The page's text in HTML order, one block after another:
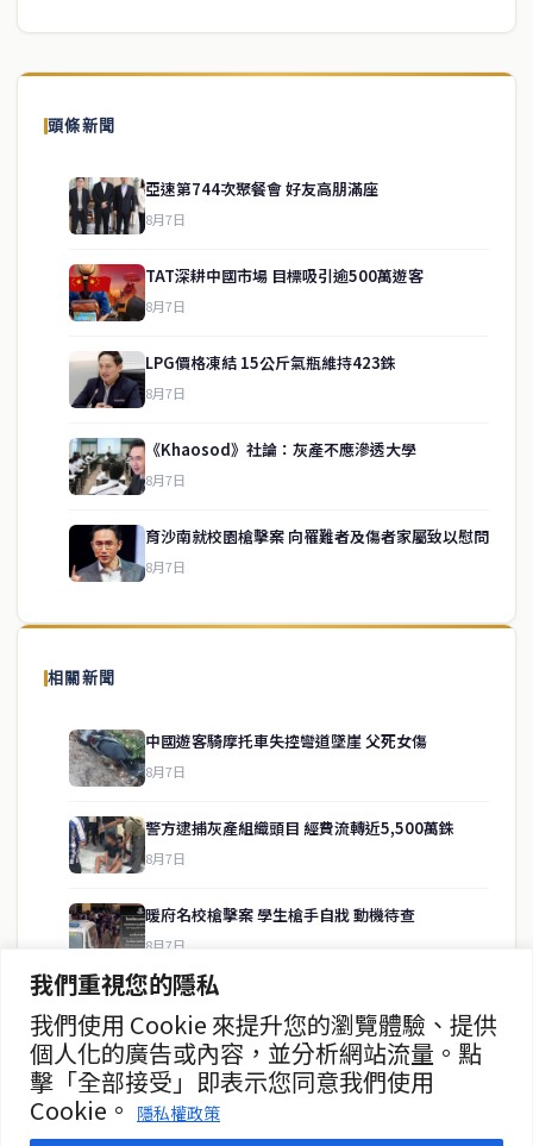
我們重視您的隱私
我們使用 Cookie 來提升您的瀏覽體驗、提供
個人化的廣告或內容，並分析網站流量。點
擊「全部接受」即表示您同意我們使用
Cookie。
隱私權政策
頭條新聞
亞速第744次聚餐會 好友高朋滿座
8月7日
TAT深耕中國市場 目標吸引逾500萬遊客
8月7日
LPG價格凍結 15公斤氣瓶維持423銖
8月7日
《Khaosod》社論：灰產不應滲透大學
8月7日
育沙南就校園槍擊案 向罹難者及傷者家屬致以慰問
8月7日
相關新聞
中國遊客騎摩托車失控彎道墜崖 父死女傷
8月7日
警方逮捕灰產組織頭目 經費流轉近5,500萬銖
8月7日
暖府名校槍擊案 學生槍手自戕 動機待查
8月7日
暖武里名校發生槍擊案 2死15傷
8月7日
曼谷第二座街頭美食中心動工
8月7日
關於我們
泰國中文新聞（TCN）是一家總部設於曼谷的中文新聞媒體，致力於
供即時、客觀、多元的中文新聞內容。
房地產
聯絡資訊
歡迎來信洽詢合作事宜
或提供新聞線索
service@thaichinesenews.com